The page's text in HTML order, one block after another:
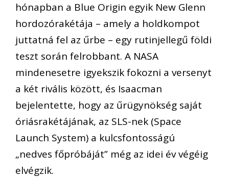
hónapban a Blue Origin egyik New Glenn
hordozórakétája – amely a holdkompot
juttatná fel az űrbe – egy rutinjellegű földi
teszt során felrobbant. A NASA
mindenesetre igyekszik fokozni a versenyt
a két rivális között, és Isaacman
bejelentette, hogy az űrügynökség saját
óriásrakétájának, az SLS-nek (Space
Launch System) a kulcsfontosságú
„nedves főpróbáját” még az idei év végéig
elvégzik.